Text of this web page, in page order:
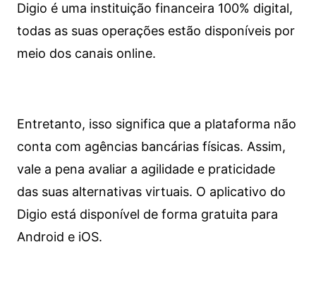
Digio é uma instituição financeira 100% digital,
todas as suas operações estão disponíveis por
meio dos canais online.
Entretanto, isso significa que a plataforma não
conta com agências bancárias físicas. Assim,
vale a pena avaliar a agilidade e praticidade
das suas alternativas virtuais. O aplicativo do
Digio está disponível de forma gratuita para
Android e iOS.